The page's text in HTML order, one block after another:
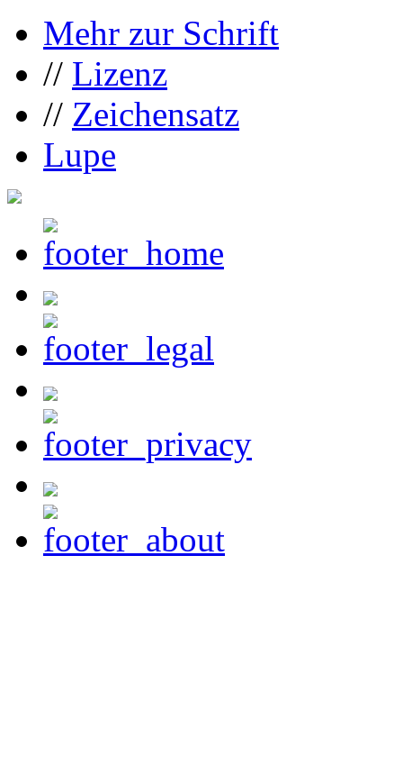
Mehr zur Schrift
// Lizenz
// Zeichensatz
Lupe